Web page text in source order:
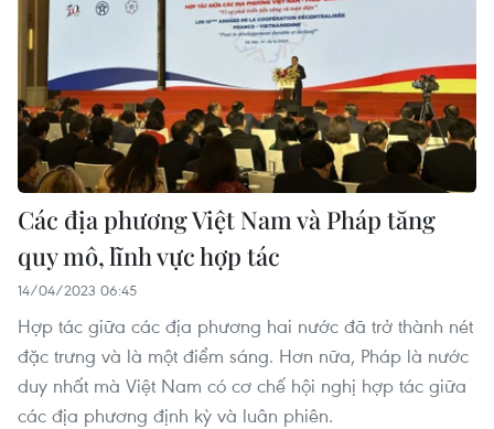
Các địa phương Việt Nam và Pháp tăng
quy mô, lĩnh vực hợp tác
14/04/2023 06:45
Hợp tác giữa các địa phương hai nước đã trở thành nét
đặc trưng và là một điểm sáng. Hơn nữa, Pháp là nước
duy nhất mà Việt Nam có cơ chế hội nghị hợp tác giữa
các địa phương định kỳ và luân phiên.